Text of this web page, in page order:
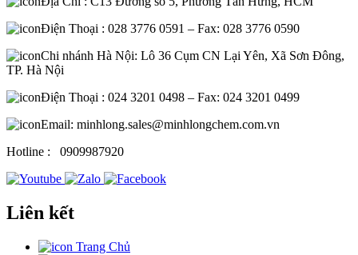
Điện Thoại : 028 3776 0591 – Fax: 028 3776 0590
Chi nhánh Hà Nội: Lô 36 Cụm CN Lại Yên, Xã Sơn Đông,
TP. Hà Nội
Điện Thoại : 024 3201 0498 – Fax: 024 3201 0499
Email: minhlong.sales@minhlongchem.com.vn
Hotline :
0909987920
Liên kết
Trang Chủ